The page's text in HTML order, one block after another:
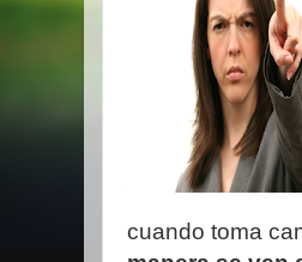
cuando toma